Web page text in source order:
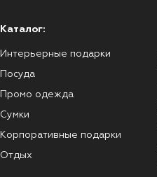
Каталог:
Интерьерные подарки
Посуда
Промо одежда
Сумки
Корпоративные подарки
Отдых